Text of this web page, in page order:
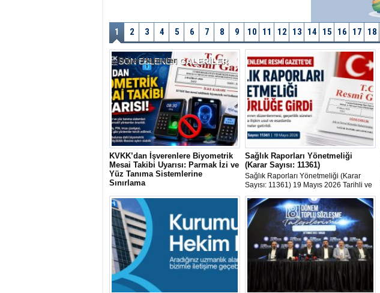
1 2 3 4 5 6 7 8 9 10 11 12 13 14 15 16 17 18
SON EKLENEN GALERİLER
Diğer Haberler
KVKK’dan İşverenlere Biyometrik
Mesai Takibi Uyarısı: Parmak İzi ve
Yüz Tanıma Sistemlerine
Sınırlama
Kişisel Verileri Koruma Kurulu (KVKK),
çalışanların mesai takibinde parmak izi,
yüz tanıma ve iris taraması gibi
biyometrik sistemlerin kullanılmasına
ilişkin önemli bir ilke kararı yayımladı.
Sağlık Raporları Yönetmeliği
(Karar Sayısı: 11361)
Sağlık Raporları Yönetmeliği (Karar
Sayısı: 11361) 19 Mayıs 2026 Tarihli ve
33258 Sayılı Resmî Gazete'de
yayımlandı.